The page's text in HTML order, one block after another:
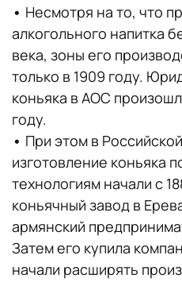
• Несмотря на то, что
алкогольного напитка
века, зоны его
только в 1909 году.
коньяка в AOC
году.
• При этом в
изготовление коньяка
технологиям начали с
коньячный завод в
армянский
Затем его купила
начали расширять